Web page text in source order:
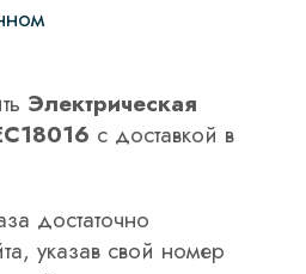
Электрическая
с доставкой в
достаточно
указав свой номер